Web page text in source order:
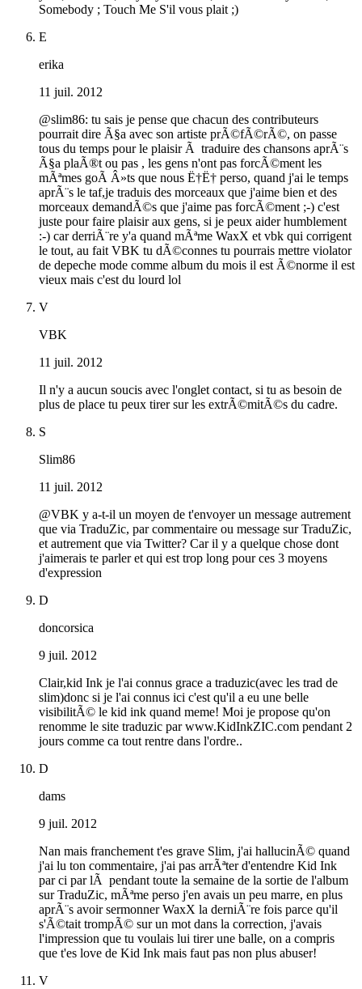
Somebody ; Touch Me S'il vous plait ;)
E
erika
11 juil. 2012
@slim86: tu sais je pense que chacun des contributeurs
pourrait dire Ã§a avec son artiste prÃ©fÃ©rÃ©, on passe
tous du temps pour le plaisir Ã traduire des chansons aprÃ¨s
Ã§a plaÃ®t ou pas , les gens n'ont pas forcÃ©ment les
mÃªmes goÃ Â»ts que nous Ë†Ë† perso, quand j'ai le temps
aprÃ¨s le taf,je traduis des morceaux que j'aime bien et des
morceaux demandÃ©s que j'aime pas forcÃ©ment ;-) c'est
juste pour faire plaisir aux gens, si je peux aider humblement
:-) car derriÃ¨re y'a quand mÃªme WaxX et vbk qui corrigent
le tout, au fait VBK tu dÃ©connes tu pourrais mettre violator
de depeche mode comme album du mois il est Ã©norme il est
vieux mais c'est du lourd lol
V
VBK
11 juil. 2012
Il n'y a aucun soucis avec l'onglet contact, si tu as besoin de
plus de place tu peux tirer sur les extrÃ©mitÃ©s du cadre.
S
Slim86
11 juil. 2012
@VBK y a-t-il un moyen de t'envoyer un message autrement
que via TraduZic, par commentaire ou message sur TraduZic,
et autrement que via Twitter? Car il y a quelque chose dont
j'aimerais te parler et qui est trop long pour ces 3 moyens
d'expression
D
doncorsica
9 juil. 2012
Clair,kid Ink je l'ai connus grace a traduzic(avec les trad de
slim)donc si je l'ai connus ici c'est qu'il a eu une belle
visibilitÃ© le kid ink quand meme! Moi je propose qu'on
renomme le site traduzic par www.KidInkZIC.com pendant 2
jours comme ca tout rentre dans l'ordre..
D
dams
9 juil. 2012
Nan mais franchement t'es grave Slim, j'ai hallucinÃ© quand
j'ai lu ton commentaire, j'ai pas arrÃªter d'entendre Kid Ink
par ci par lÃ pendant toute la semaine de la sortie de l'album
sur TraduZic, mÃªme perso j'en avais un peu marre, en plus
aprÃ¨s avoir sermonner WaxX la derniÃ¨re fois parce qu'il
s'Ã©tait trompÃ© sur un mot dans la correction, j'avais
l'impression que tu voulais lui tirer une balle, on a compris
que t'es love de Kid Ink mais faut pas non plus abuser!
V